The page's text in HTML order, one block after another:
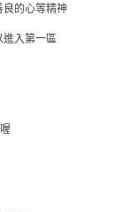
的心等精神
進入第一區